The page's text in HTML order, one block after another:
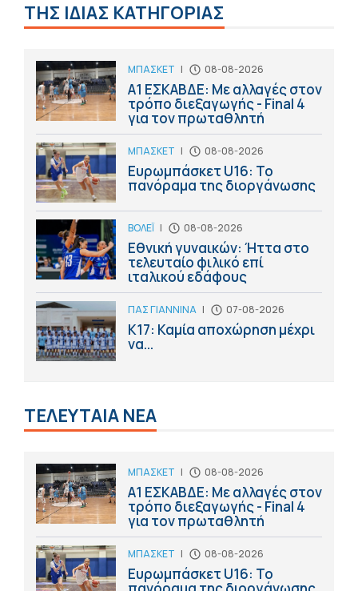
ΤΗΣ ΙΔΙΑΣ ΚΑΤΗΓΟΡΙΑΣ
ΜΠΑΣΚΕΤ | 08-08-2026
Α1 ΕΣΚΑΒΔΕ: Με αλλαγές στον
τρόπο διεξαγωγής - Final 4
για τον πρωταθλητή
ΜΠΑΣΚΕΤ | 08-08-2026
Ευρωμπάσκετ U16: Το
πανόραμα της διοργάνωσης
ΒΟΛΕΪ | 08-08-2026
Εθνική γυναικών: Ήττα στο
τελευταίο φιλικό επί
ιταλικού εδάφους
ΠΑΣ ΓΙΑΝΝΙΝΑ | 07-08-2026
Κ17: Καμία αποχώρηση μέχρι
να...
ΤΕΛΕΥΤΑΙΑ ΝΕΑ
ΜΠΑΣΚΕΤ | 08-08-2026
Α1 ΕΣΚΑΒΔΕ: Με αλλαγές στον
τρόπο διεξαγωγής - Final 4
για τον πρωταθλητή
ΜΠΑΣΚΕΤ | 08-08-2026
Ευρωμπάσκετ U16: Το